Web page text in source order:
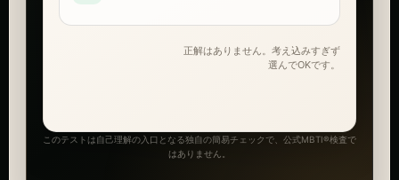
正解はありません。考え込みすぎず
選んでOKです。
このテストは自己理解の入口となる独自の簡易チェックで、公式MBTI®検査で
はありません。